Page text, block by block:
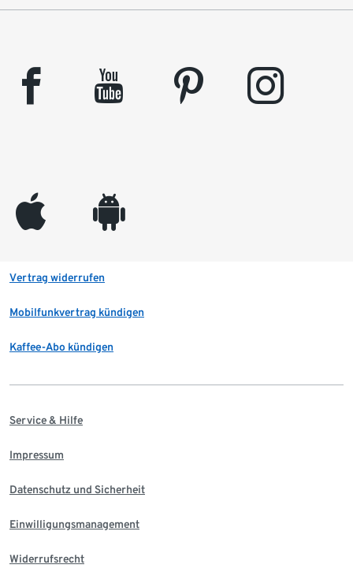
facebook youtube pinterest instagram
appleinc android
Vertrag widerrufen
Mobilfunkvertrag kündigen
Kaffee-Abo kündigen
Service & Hilfe
Impressum
Datenschutz und Sicherheit
Einwilligungsmanagement
Widerrufsrecht